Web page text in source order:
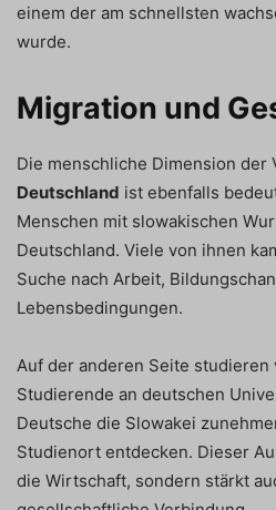
einem der am schnellsten
wurde.
Migration und
Die menschliche Dimension der
Deutschland ist ebenfalls
Menschen mit slowakischen
Deutschland. Viele von ihnen
Suche nach Arbeit,
Lebensbedingungen.
Auf der anderen Seite studieren
Studierende an deutschen
Deutsche die Slowakei
Studienort entdecken. Dieser
die Wirtschaft, sondern stärkt